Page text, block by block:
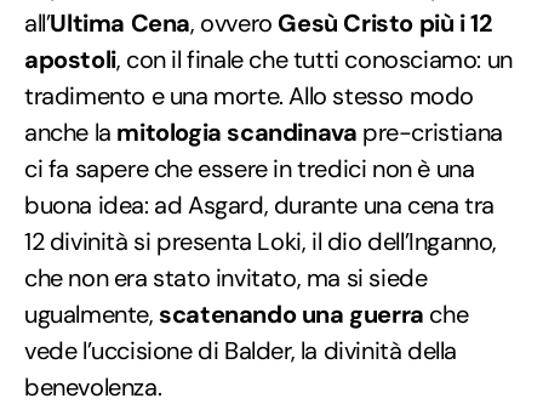
all’Ultima Cena, ovvero Gesù Cristo più i 12
apostoli, con il finale che tutti conosciamo: un
tradimento e una morte. Allo stesso modo
anche la mitologia scandinava pre-cristiana
ci fa sapere che essere in tredici non è una
buona idea: ad Asgard, durante una cena tra
12 divinità si presenta Loki, il dio dell’Inganno,
che non era stato invitato, ma si siede
ugualmente, scatenando una guerra che
vede l’uccisione di Balder, la divinità della
benevolenza.